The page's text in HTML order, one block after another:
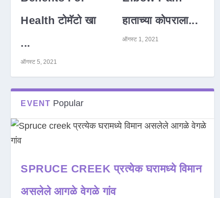
Health टोमॅटो खा
...
ऑगस्ट 5, 2021
हाताच्या कोपराला...
ऑगस्ट 1, 2021
EVENT Popular
SPRUCE CREEK प्रत्येक घरामध्ये विमान
असलेले आगळे वेगळे गांव